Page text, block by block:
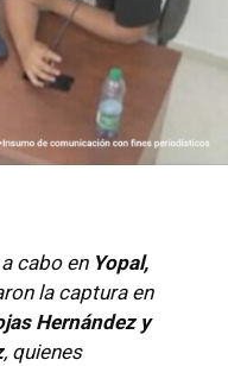
cabo en Yopal,
la captura en
Hernández y
, quienes